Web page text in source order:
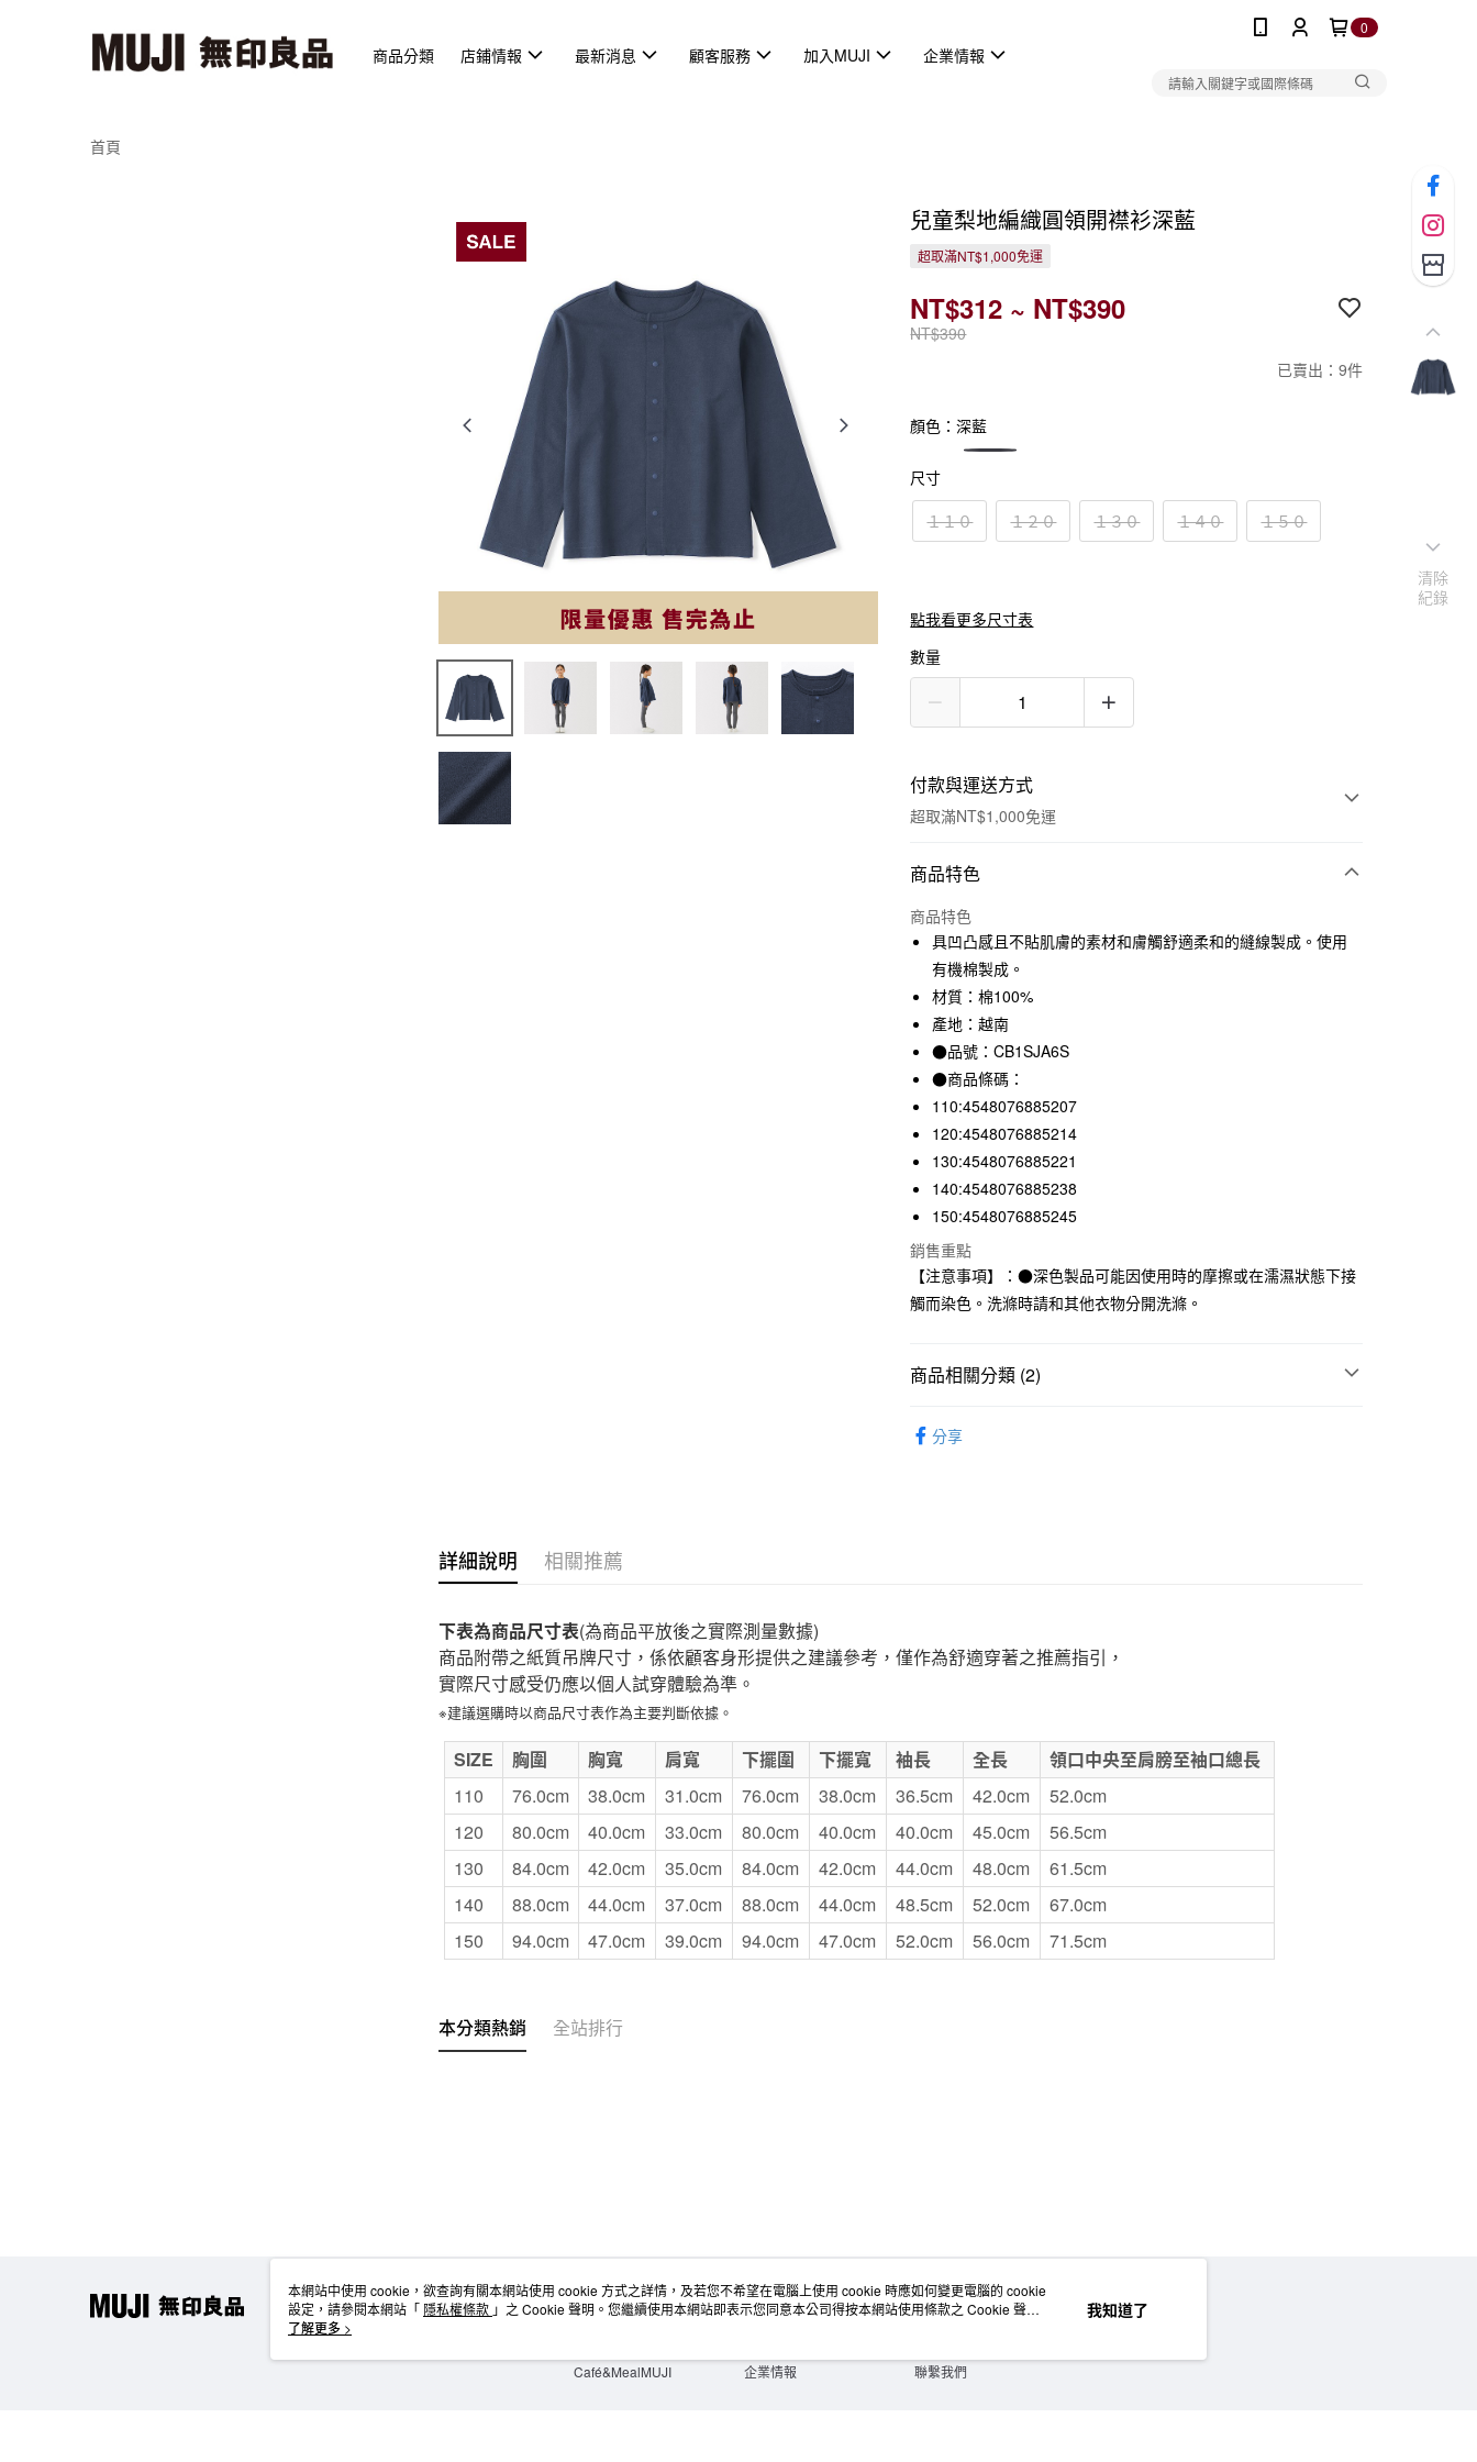
0
商品分類 店鋪情報 最新消息 顧客服務 加入MUJI 企業情報
首頁
兒童梨地編織圓領開襟衫深藍
超取滿NT$1,000免運
NT$390
NT$312 ~ NT$390
已賣出：9件
顏色：深藍
尺寸
１１０
１２０ １３０ １４０ １５０
點我看更多尺寸表
數量
付款與運送方式
超取滿NT$1,000免運
付款方式
信用卡一次付款
信用卡分期付款
3 期 0 利率 每期
合作金庫商業銀行
華南商業銀行
上海商業儲蓄銀行
國泰世華商業銀行
臺灣中小企業銀行
匯豐（台灣）商業銀行
聯邦商業銀行
元大商業銀行
玉山商業銀行
台灣樂天信用卡公司
超商取貨付款
LINE Pay
Apple Pay
街口支付
悠遊付
運送方式
全家取貨付款
付款後全家取貨
7-11取貨付款
無印良品門市自取
商品特色
商品特色
具凹凸感且不貼肌膚的素材和膚觸舒適柔和的縫線製成。使用
有機棉製成。
材質：棉100%
產地：越南
●品號：CB1SJA6S
●商品條碼：
110:4548076885207
120:4548076885214
130:4548076885221
140:4548076885238
150:4548076885245
銷售重點
【注意事項】：●深色製品可能因使用時的摩擦或在濡濕狀態下接
觸而染色。洗滌時請和其他衣物分開洗滌。
商品相關分類 (2)
分享
詳細說明 相關推薦
下表為商品尺寸表(為商品平放後之實際測量數據)
商品附帶之紙質吊牌尺寸，係依顧客身形提供之建議參考，僅作為舒適穿著之推薦指引，
實際尺寸感受仍應以個人試穿體驗為準。
※建議選購時以商品尺寸表作為主要判斷依據。
SIZE 胸圍 胸寬 肩寬 下擺圍 下擺寬 袖長 全長
領口中央至肩膀至袖口總長
110
76.0cm 38.0cm 31.0cm 76.0cm 38.0cm 36.5cm 42.0cm
52.0cm
120
80.0cm 40.0cm 33.0cm 80.0cm 40.0cm 40.0cm 45.0cm
56.5cm
130
84.0cm 42.0cm 35.0cm 84.0cm 42.0cm 44.0cm 48.0cm
61.5cm
140
88.0cm 44.0cm 37.0cm 88.0cm 44.0cm 48.5cm 52.0cm
67.0cm
150
94.0cm 47.0cm 39.0cm 94.0cm 47.0cm 52.0cm 56.0cm 71.5cm
本分類熱銷 全站排行
店舖情報
門市服務
Café&MealMUJI
空間改造企劃服務
大宗採購
企業情報
會員服務
人才招募
聯繫我們
清除
紀錄
本網站中使用 cookie，欲查詢有關本網站使用 cookie 方式之詳情，及若您不希望在電腦上使用 cookie 時應如何變更電腦的 cookie
設定，請參閱本網站「 隱私權條款 」之 Cookie 聲明。您繼續使用本網站即表示您同意本公司得按本網站使用條款之 Cookie 聲明
使用 cookie。
了解更多 >
我知道了